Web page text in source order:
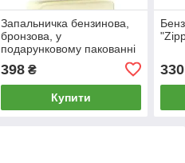
Запальничка бензинова,
бронзова, у
подарунковому пакованні
398₴
Купити
330